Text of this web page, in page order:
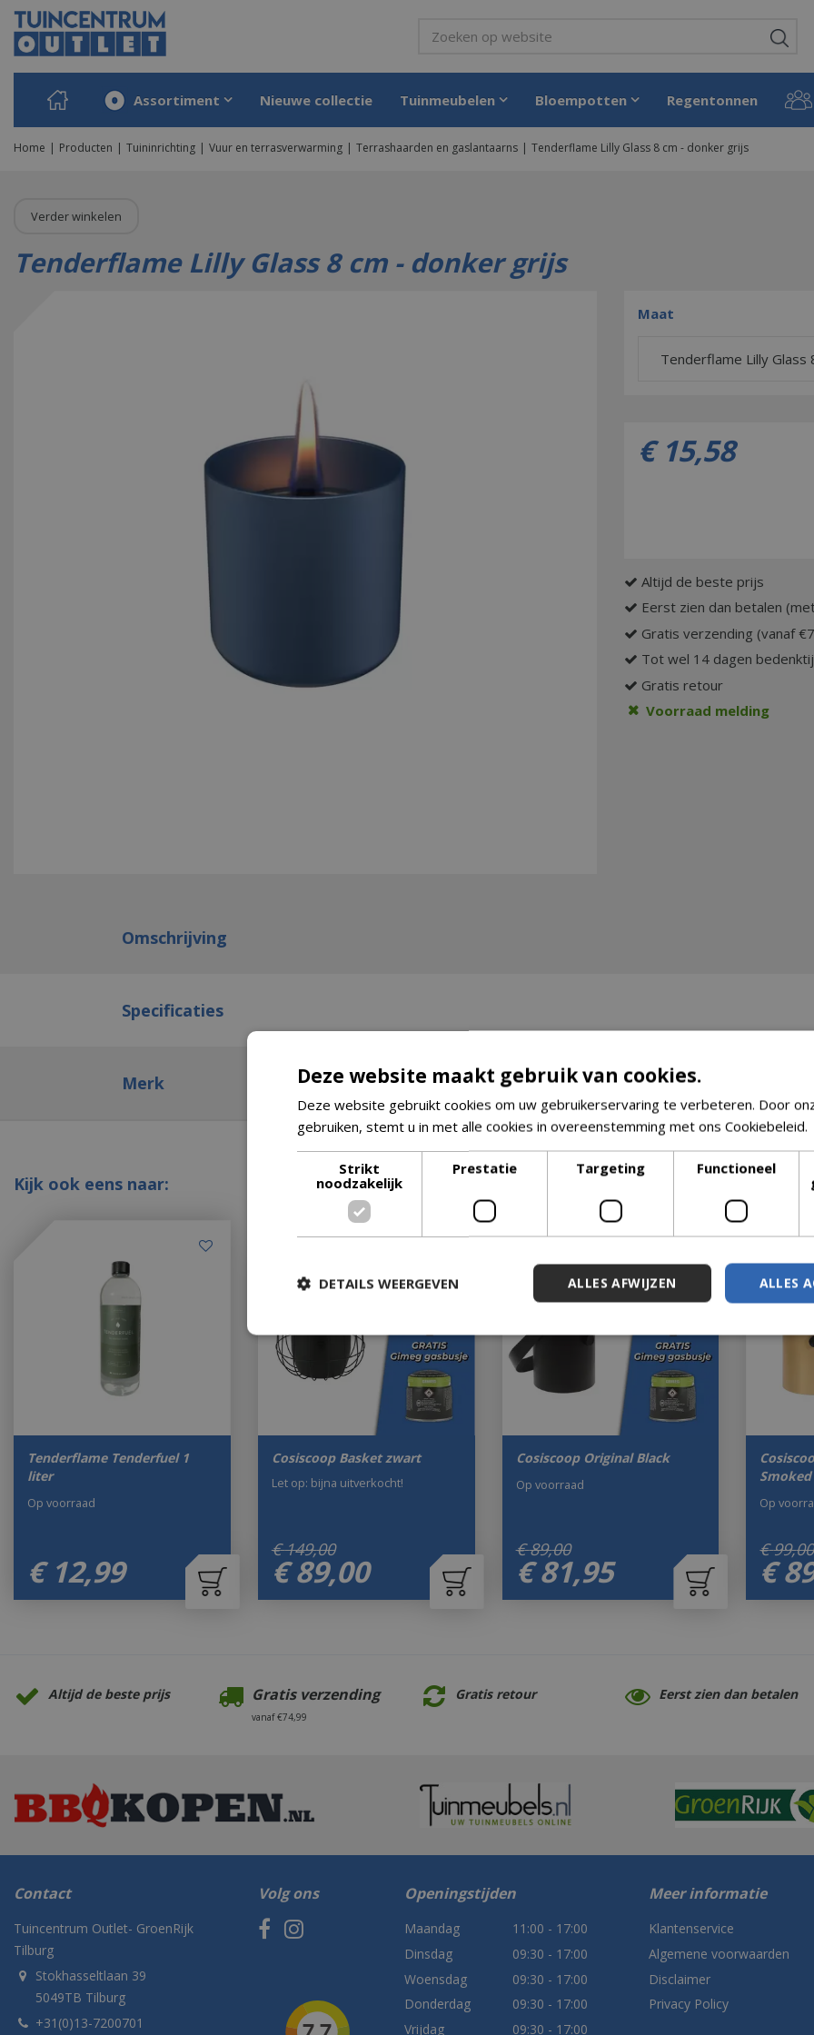
Ga
naar
content
Home Producten Tuininrichting Vuur en terrasverwarming Terrashaarden en gaslantaarns Tenderflame Lilly Glass 8 cm - donker grijs
Assortiment Nieuwe collectie Tuinmeubelen Bloempotten Regentonnen
Verder winkelen
Tenderflame Lilly Glass 8 cm - donker grijs
Maat
Tenderflame Lilly Glass
€ 15,58
Altijd de beste prijs
Eerst zien dan betalen
Gratis verzending (vanaf
Tot wel 14 dagen
Gratis retour
Voorraad melding
Omschrijving
Specificaties
Merk
Kijk ook eens naar:
Tenderflame Tenderfuel 1
liter
€ 12,99
Op voorraad
Cosiscoop Basket zwart
€ 149,00
€ 89,00
Let op: bijna uitverkocht!
Cosiscoop Original Black
€ 89,00
€ 81,95
Op voorraad
Smoked
€ 99,00
€
Op
Altijd de beste prijs Gratis verzending
vanaf €74,99
Gratis retour Eerst zien dan betalen
Contact
Tuincentrum Outlet- GroenRijk
Tilburg
Stokhasseltlaan 39
5049TB Tilburg
+31(0)13-7200701
Volg ons Openingstijden
Maandag
11:00 - 17:00
Dinsdag
09:30 - 17:00
Woensdag
09:30 - 17:00
Donderdag
09:30 - 17:00
Vrijdag
09:30 - 17:00
Meer informatie
Klantenservice
Algemene voorwaarden
Disclaimer
Privacy Policy
Deze website maakt gebruik van cookies.
Deze website gebruikt cookies om uw gebruikerservaring te verbeteren. Door
gebruiken, stemt u in met alle cookies in overeenstemming met ons Cookiebeleid.
Strikt
noodzakelijk
Prestatie Targeting Functioneel
ALLES
ALLES AFWIJZEN
DETAILS WEERGEVEN